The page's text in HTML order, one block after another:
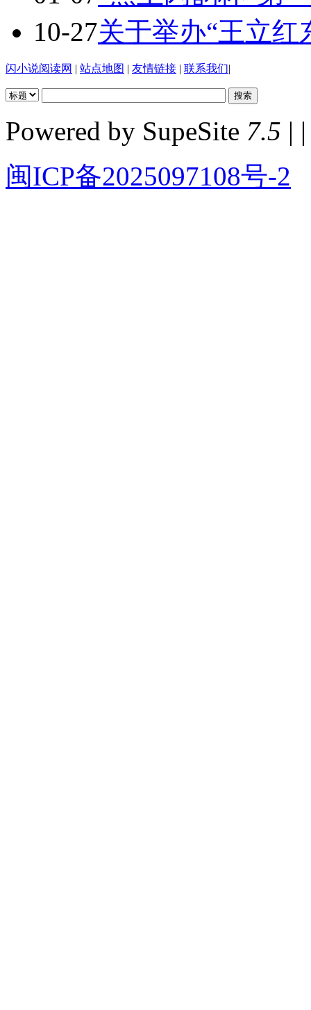
10-27关于举办“王立
闪小说阅读网 | 站点地图 | 友情链接 | 联系我们|
Powered by SupeSite 7.5 | |
闽ICP备2025097108号-2